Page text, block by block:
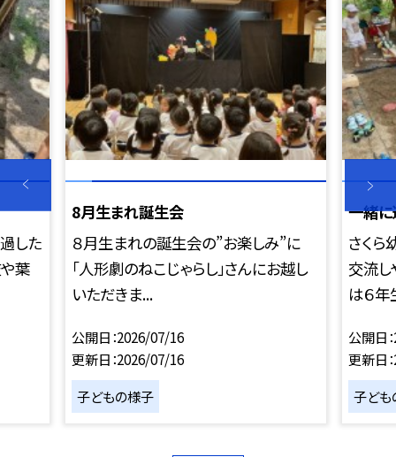
した
葉
8月生まれ誕生会
８月生まれの誕生会の”お楽しみ”に
「人形劇のねこじゃらし」さんにお越し
いただきま...
公開日 2026/07/16
更新日 2026/07/16
子どもの様子
一緒
さくら
交流し
は６年
公開日
更新日
子ど